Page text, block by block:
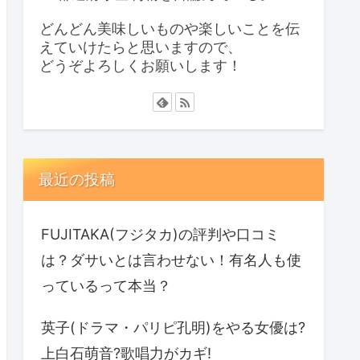
どんどん美味しいものや楽しいことを伝
えていけたらと思いますので、
どうぞよろしくお願いします！
最近の投稿
FUJITAKA(フジタカ)の評判や口コミ
は？ダサいとは言わせない！有名人も使
っているって本当？
英子(ドラマ・パリピ孔明)をやる女優は?
上白石萌音?歌唱力がカギ!